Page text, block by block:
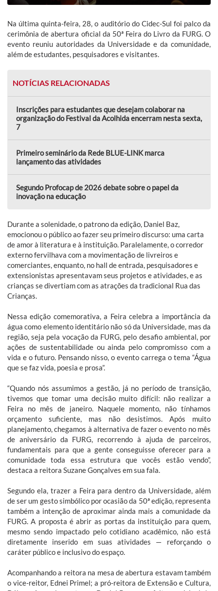
Na última quinta-feira, 28, o auditório do Cidec-Sul foi palco da
cerimônia de abertura oficial da 50ª Feira do Livro da FURG. O
evento reuniu autoridades da Universidade e da comunidade,
além de estudantes, pesquisadores e visitantes.
NOTÍCIAS RELACIONADAS
Inscrições para estudantes que desejam colaborar na
organização do Festival da Acolhida encerram nesta sexta,
7
Primeiro seminário da Rede BLUE-LINK marca
lançamento das atividades
Segundo Profocap de 2026 debate sobre o papel da
inovação na educação
Durante a solenidade, o patrono da edição, Daniel Baz,
emocionou o público ao fazer seu primeiro discurso: uma carta
de amor à literatura e à instituição. Paralelamente, o corredor
externo fervilhava com a movimentação de livreiros e
comerciantes, enquanto, no hall de entrada, pesquisadores e
extensionistas apresentavam seus projetos e atividades, e as
crianças se divertiam com as atrações da tradicional Rua das
Crianças.
Nessa edição comemorativa, a Feira celebra a importância da
água como elemento identitário não só da Universidade, mas da
região, seja pela vocação da FURG, pelo desafio ambiental, por
ações de sustentabilidade ou ainda pelo compromisso com a
vida e o futuro. Pensando nisso, o evento carrega o tema “Água
que se faz vida, poesia e prosa”.
“Quando nós assumimos a gestão, já no período de transição,
tivemos que tomar uma decisão muito difícil: não realizar a
Feira no mês de janeiro. Naquele momento, não tínhamos
orçamento suficiente, mas não desistimos. Após muito
planejamento, chegamos à alternativa de fazer o evento no mês
de aniversário da FURG, recorrendo à ajuda de parceiros,
fundamentais para que a gente conseguisse oferecer para a
comunidade toda essa estrutura que vocês estão vendo”,
destaca a reitora Suzane Gonçalves em sua fala.
Segundo ela, trazer a Feira para dentro da Universidade, além
de ser um gesto simbólico por ocasião da 50ª edição, representa
também a intenção de aproximar ainda mais a comunidade da
FURG. A proposta é abrir as portas da instituição para quem,
mesmo sendo impactado pelo cotidiano acadêmico, não está
diretamente inserido em suas atividades — reforçando o
caráter público e inclusivo do espaço.
Acompanhando a reitora na mesa de abertura estavam também
o vice-reitor, Ednei Primel; a pró-reitora de Extensão e Cultura,